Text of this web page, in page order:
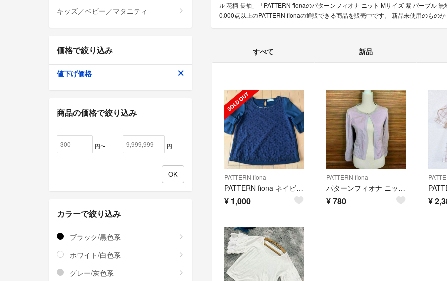
ル 花柄 長袖」「PATTERN fionaのパターンフィオナ ニット Mサイズ 紫 パープル
0,000点以上のPATTERN fionaの通販できる商品を販売中です。 新品未使用のもの
すべて 新品
PATTERN fiona
PATTERN fiona ネイビー 半袖ブラウス
¥ 1,000
PATTERN fiona
パターンフィオナ ニット Mサイズ 紫 パープル 無地 長袖 パール 真珠
¥780 ¥
キッズ／ベビー／マタニティ
価格で絞り込み
値下げ価格
商品の価格で絞り込み
円〜 円
カラーで絞り込み
ブラック/黒色系
ホワイト/白色系
グレー/灰色系